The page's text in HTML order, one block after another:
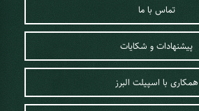
تماس با ما
پیشنهادات و شکایات
همکاری با اسپیلت البرز